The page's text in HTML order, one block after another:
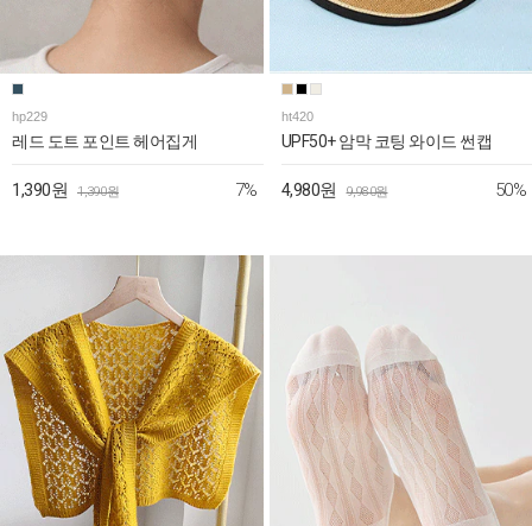
hp229
레드 도트 포인트 헤어집게
1,390원 1,390원 7%
ht420
UPF50+ 암막 코팅 와이드 썬캡
4,980원 9,980원 50%